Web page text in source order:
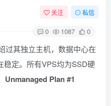
关注 私信
0 1087 0
过其独立主机，数据中心在
稳定。所有VPS均为SSD硬
Unmanaged Plan #1